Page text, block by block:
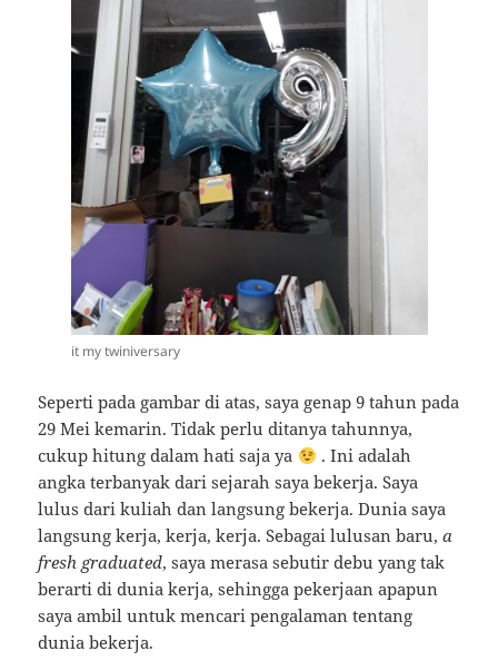
it my twiniversary
Seperti pada gambar di atas, saya genap 9 tahun pada
29 Mei kemarin. Tidak perlu ditanya tahunnya,
cukup hitung dalam hati saja ya
. Ini adalah
angka terbanyak dari sejarah saya bekerja. Saya
lulus dari kuliah dan langsung bekerja. Dunia saya
langsung kerja, kerja, kerja. Sebagai lulusan baru, a
fresh graduated, saya merasa sebutir debu yang tak
berarti di dunia kerja, sehingga pekerjaan apapun
saya ambil untuk mencari pengalaman tentang
dunia bekerja.